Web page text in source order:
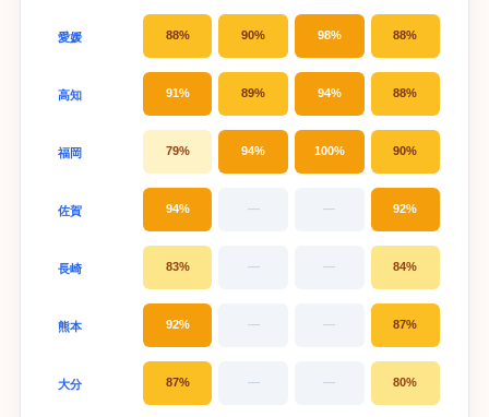
愛媛 88% 90% 98% 88%
高知 91% 89% 94% 88%
福岡 79% 94% 100% 90%
佐賀 94% — — 92%
長崎 83% — — 84%
熊本 92% — — 87%
大分 87% — — 80%